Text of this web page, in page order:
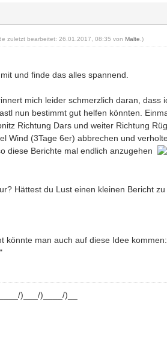
zuletzt bearbeitet: 26.01.2017, 08:35 von Malte.)
und finde das alles spannend.
mich leider schmerzlich daran,
nun bestimmt gut helfen könnten.
Richtung Dars und weiter Richtung
Wind (3Tage 6er) abbrechen und
diese Berichte mal endlich anzugehen
Hättest du Lust einen kleinen Bericht
könnte man auch auf diese Idee
)___/)____/)__